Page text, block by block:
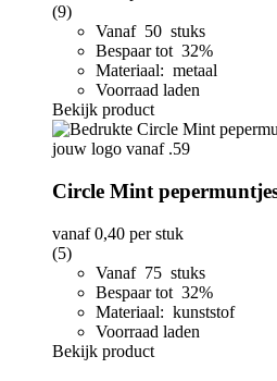
(9)
Vanaf 50 stuks
Bespaar tot 32%
Materiaal: metaal
Voorraad laden
Bekijk product
Circle Mint
vanaf0,40 per stuk
(5)
Vanaf 75 stuks
Bespaar tot 32%
Materiaal: kunststof
Voorraad laden
Bekijk product